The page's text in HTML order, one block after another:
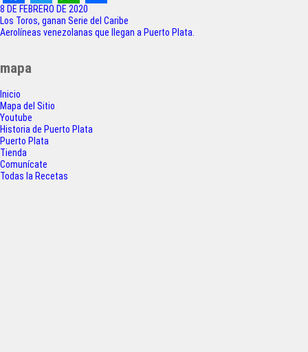
F
a
c
e
b
o
o
k
T
w
t
t
e
r
W
h
A
p
S
h
8 DE FEBRERO DE 2020
Navegación
de
Los Toros, ganan Serie del Caribe
Aerolíneas venezolanas que llegan a Puerto Plata.
mapa
Inicio
Mapa del Sitio
Youtube
Historia de Puerto Plata
Puerto Plata
Tienda
Comunícate
Todas la Recetas